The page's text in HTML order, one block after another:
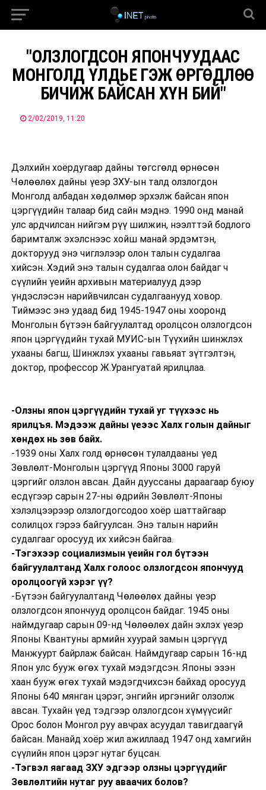
"ОЛЗЛОГДСОН ЯПОНЧУУДААС
МОНГОЛД ҮЛДЬЕ ГЭЖ ӨРГӨДЛӨӨ
БИЧИЖ БАЙСАН ХҮН БИЙ"
2/02/2019, 11:20
Дэлхийн хоёрдугаар дайны төгсгөлд өрнөсөн
Чөлөөлөх дайны үеэр ЗХУ-ын талд олзлогдон
Монголд албадан хөдөлмөр эрхэлж байсан япон
цэргүүдийн талаар бид сайн мэднэ. 1990 онд манай
улс ардчилсан нийгэм рүү шилжин, нээлттэй бодлого
баримталж эхэлснээс хойш манай эрдэмтэн,
докторууд энэ чиглэлээр олон талын судалгаа
хийсэн. Хэдий энэ талын судалгаа олон байдаг ч
сүүлийн үеийн архивын материалууд дээр
үндэслэсэн нарийвчилсан судалгаанууд ховор.
Тиймээс энэ удаад бид 1945-1947 оны хооронд
Монголын бүтээн байгуулалтад оролцсон олзлогдсон
япон цэргүүдийн тухай МУИС-ын Түүхийн шинжлэх
ухааны багш, Шинжлэх ухааны гавьяат зүтгэлтэн,
доктор, профессор Ж.Урангуатай ярилцлаа.
-Олзны япон цэргүүдийн тухай уг түүхээс нь
ярилцъя. Мэдээж дайны үеээс Халх голын дайныг
хөндөх нь зөв байх.
-1939 оны Халх голд өрнөсөн тулалдааны үед
Зөвлөлт-Монголын цэргүүд Японы 3000 гаруй
цэргийг олзлон авсан. Дайн дууссаны дараагаар буюу
есдүгээр сарын 27-ны өдрийн Зөвлөлт-Японы
хэлэлцээрээр олзлогдогсодоо хоёр шаттайгаар
солилцох гэрээ байгуулсан. Энэ талын нарийн
судалгааг оросууд их хийсэн байгаа.
-Тэгэхээр социализмын үеийн гол бүтээн
байгуулалтанд Халх голоос олзлогдсон япончууд
оролцоогүй хэрэг үү?
-Бүтээн байгуулалтанд Чөлөөлөх дайны үеэр
олзлогдсон япончууд оролцсон байдаг. 1945 оны
наймдугаар сарын 09-нд Чөлөөлөх дайн эхлэх үеэр
Японы Квантуны армийн хуурай замын цэргүүд
Манжуурт байрлаж байсан. Наймдугаар сарын 16-нд
Япон улс бууж өгөх тухай мэдэгдсэн. Японы эзэн
хаан бууж өгөх тухай мэдэгдчихсэн байхад оросууд
Японы 640 мянган цэрэг, энгийн иргэнийг олзолж
авсан. Тухайн үед тэдгээр олзлогдсон хүмүүсийг
Орос болон Монгол руу авчрах асуудал тавигдаагүй
байсан. Манайд хоёр жил ажиллаад 1947 онд хамгийн
сүүлийн япон цэрэг нутаг буцсан.
-Тэгвэл яагаад ЗХУ эдгээр олзны цэргүүдийг
Зөвлөлтийн нутаг руу аваачих болов?